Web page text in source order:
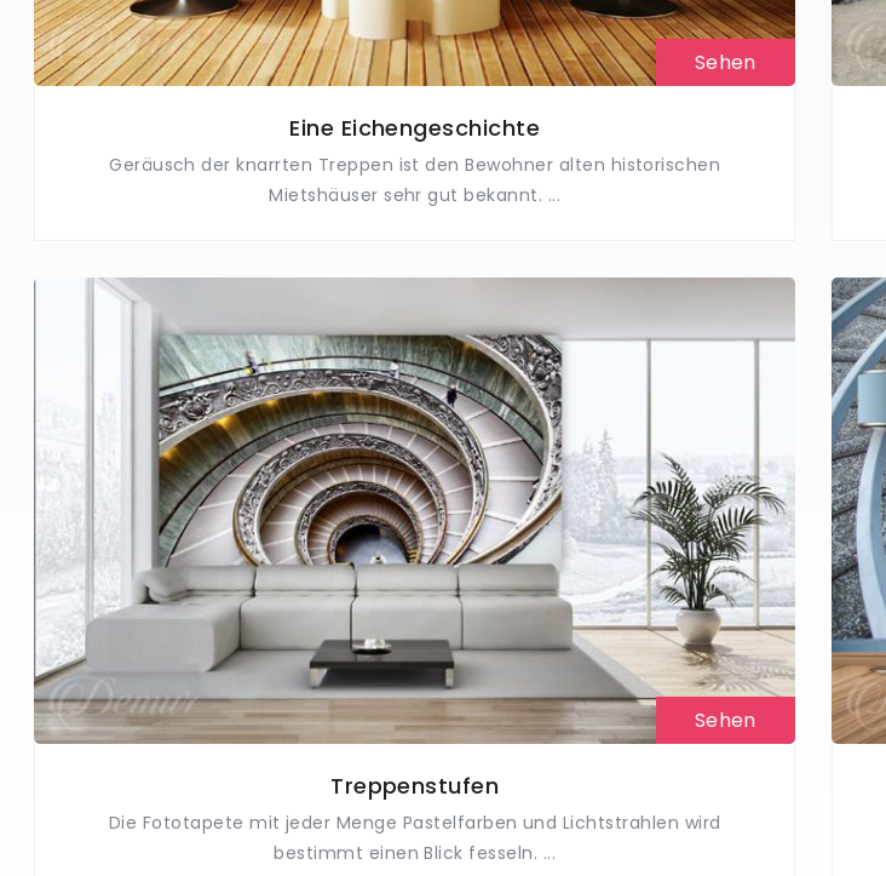
Sehen
Eine Eichengeschichte
Geräusch der knarrten Treppen ist den Bewohner alten historischen
Mietshäuser sehr gut bekannt. ...
Sehen
Treppenstufen
Die Fototapete mit jeder Menge Pastelfarben und Lichtstrahlen wird
bestimmt einen Blick fesseln. ...